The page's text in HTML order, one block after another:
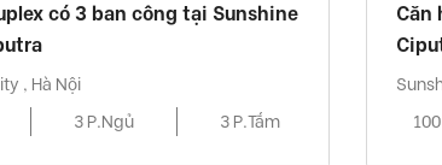
có 3 ban công tại Sunshine
, Hà Nội
3 P.Ngủ 3 P.Tắm
Căn